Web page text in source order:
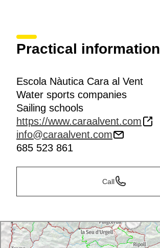
Practical information
Escola Nàutica Cara al Vent
Water sports companies
Sailing schools
https://www.caraalvent.com
info@caraalvent.com
685 523 861
Call